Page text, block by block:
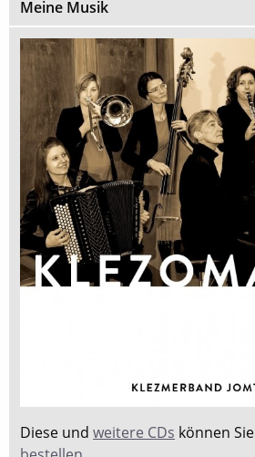
Meine Musik
Diese und weitere CDs können Sie